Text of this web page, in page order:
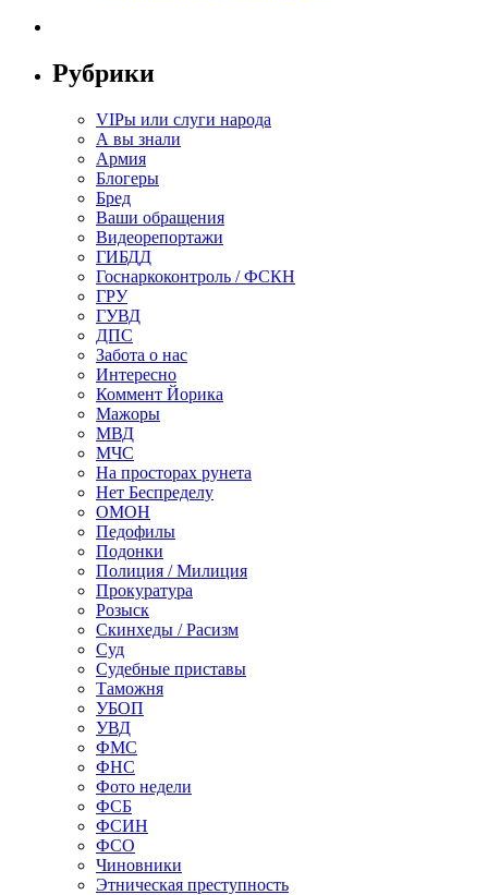
Рубрики
VIPы или слуги народа
А вы знали
Армия
Блогеры
Бред
Ваши обращения
Видеорепортажи
ГИБДД
Госнаркоконтроль / ФСКН
ГРУ
ГУВД
ДПС
Забота о нас
Интересно
Коммент Йорика
Мажоры
МВД
МЧС
На просторах рунета
Нет Беспределу
ОМОН
Педофилы
Подонки
Полиция / Милиция
Прокуратура
Розыск
Скинхеды / Расизм
Суд
Судебные приставы
Таможня
УБОП
УВД
ФМС
ФНС
Фото недели
ФСБ
ФСИН
ФСО
Чиновники
Этническая преступность